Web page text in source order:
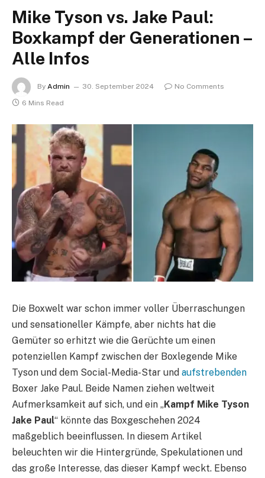
Mike Tyson vs. Jake Paul:
Boxkampf der Generationen –
Alle Infos
By Admin 30. September 2024
No Comments
6 Mins Read
Die Boxwelt war schon immer voller Überraschungen
und sensationeller Kämpfe, aber nichts hat die
Gemüter so erhitzt wie die Gerüchte um einen
potenziellen Kampf zwischen der Boxlegende Mike
Tyson und dem Social-Media-Star und aufstrebenden
Boxer Jake Paul. Beide Namen ziehen weltweit
Aufmerksamkeit auf sich, und ein „Kampf Mike Tyson
Jake Paul“ könnte das Boxgeschehen 2024
maßgeblich beeinflussen. In diesem Artikel
beleuchten wir die Hintergründe, Spekulationen und
das große Interesse, das dieser Kampf weckt. Ebenso